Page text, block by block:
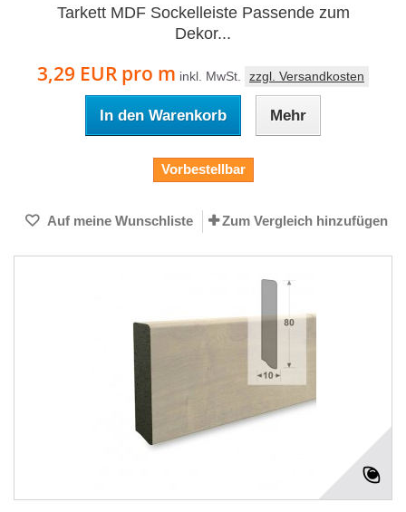
Tarkett MDF Sockelleiste Passende zum
Dekor...
3,29 EUR pro m inkl. MwSt. zzgl. Versandkosten
In den Warenkorb Mehr
Vorbestellbar
Auf meine Wunschliste Zum Vergleich hinzufügen